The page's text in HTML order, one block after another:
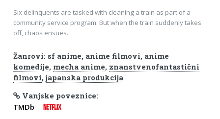
Six delinquents are tasked with cleaning a train as part of a
community service program. But when the train suddenly takes
off, chaos ensues.
Žanrovi: sf anime, anime filmovi, anime
komedije, mecha anime, znanstvenofantastični
filmovi, japanska produkcija
Vanjske poveznice:
TMDb NETFLIX